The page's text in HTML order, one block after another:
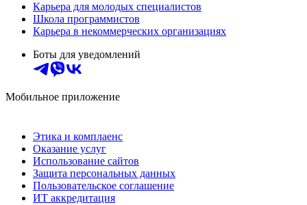
Карьера для молодых специалистов
Школа программистов
Карьера в некоммерческих организациях
Боты для уведомлений
Мобильное приложение
Этика и комплаенс
Оказание услуг
Использование сайтов
Защита персональных данных
Пользовательское соглашение
ИТ аккредитация